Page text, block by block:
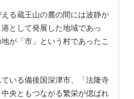
る蔵王山の麓の間には波静か
として発展した地域であっ
が「市」という村であったこ
いる備後国深津市、「法隆寺
央ともつながる繁栄が偲ばれ